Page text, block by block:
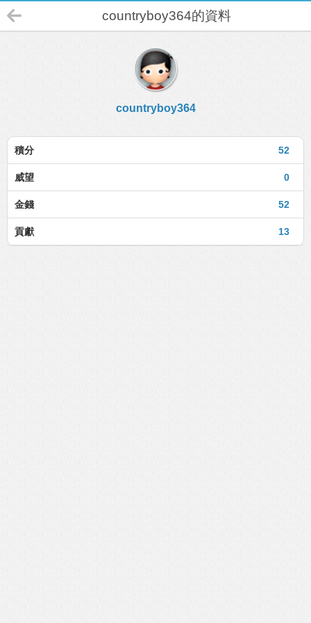
countryboy364的資料
countryboy364
52
積分
0
威望
52
金錢
13
貢獻